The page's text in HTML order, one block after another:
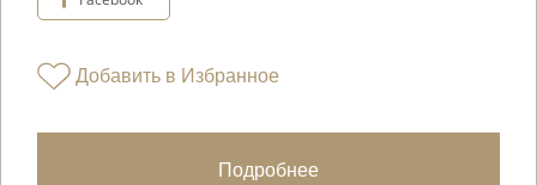
Добавить в Избранное
Подробнее